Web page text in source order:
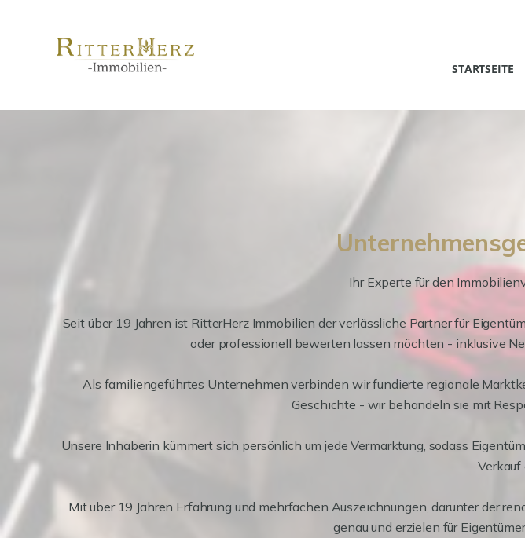
STARTSEITE
Ihr Experte für den
Seit über 19 Jahren ist RitterHerz Immobilien der verlässliche Partner für
oder professionell bewerten lassen möchten - inklusive
Als familiengeführtes Unternehmen verbinden wir fundierte regionale
Geschichte - wir behandeln sie mit
Unsere Inhaberin kümmert sich persönlich um jede Vermarktung, sodass
Verkauf
Mit über 19 Jahren Erfahrung und mehrfachen Auszeichnungen, darunter der
genau und erzielen für